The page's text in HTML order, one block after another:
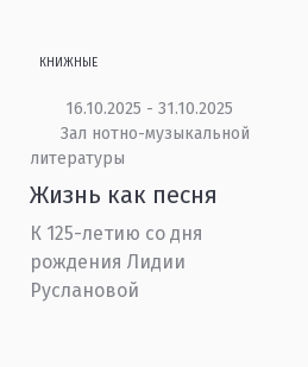
КНИЖНЫЕ
16.10.2025 - 31.10.2025
Зал нотно-музыкальной
литературы
Жизнь как песня
К 125-летию со дня
рождения Лидии
Руслановой